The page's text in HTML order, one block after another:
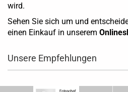
wird.
Sehen Sie sich um und
einen Einkauf in unserem
Unsere Empfehlungen